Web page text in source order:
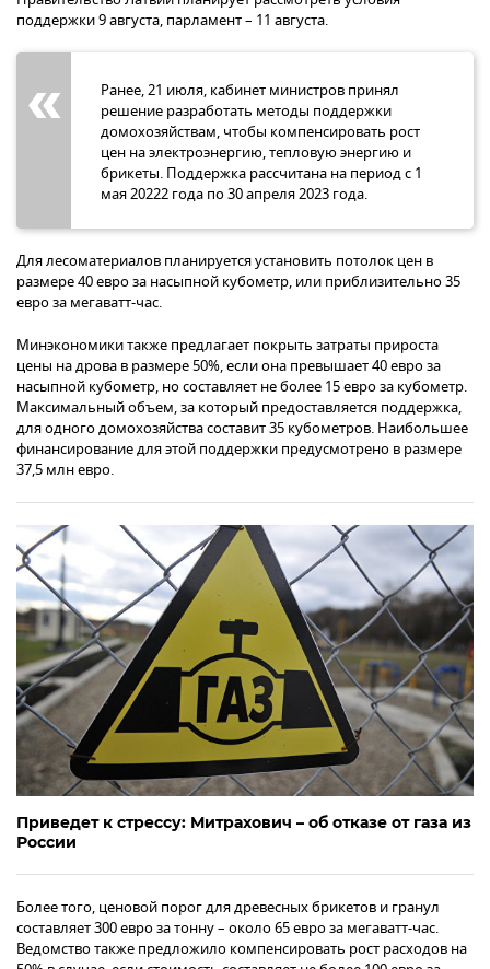
поддержки 9 августа, парламент – 11 августа.
Ранее, 21 июля, кабинет министров принял
решение разработать методы поддержки
домохозяйствам, чтобы компенсировать рост
цен на электроэнергию, тепловую энергию и
брикеты. Поддержка рассчитана на период с 1
мая 20222 года по 30 апреля 2023 года.
Для лесоматериалов планируется установить потолок цен в
размере 40 евро за насыпной кубометр, или приблизительно 35
евро за мегаватт-час.
Минэкономики также предлагает покрыть затраты прироста
цены на дрова в размере 50%, если она превышает 40 евро за
насыпной кубометр, но составляет не более 15 евро за кубометр.
Максимальный объем, за который предоставляется поддержка,
для одного домохозяйства составит 35 кубометров. Наибольшее
финансирование для этой поддержки предусмотрено в размере
37,5 млн евро.
Приведет к стрессу: Митрахович – об отказе от газа из
России
Более того, ценовой порог для древесных брикетов и гранул
составляет 300 евро за тонну – около 65 евро за мегаватт-час.
Ведомство также предложило компенсировать рост расходов на